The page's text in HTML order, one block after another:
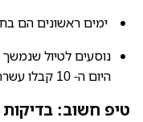
ימים ראשונים הם
היום ה- 10 קבלו עשרה אחוזים.
טיפ חשוב: בדיקות